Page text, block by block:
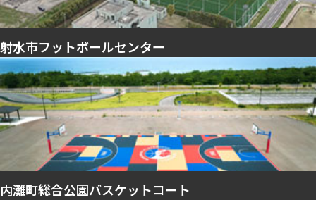
射水市フットボールセンター
内灘町総合公園バスケットコート